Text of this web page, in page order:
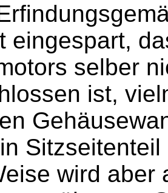
eingespart,
selber
ist,
wird aber